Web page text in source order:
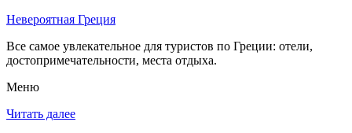
Невероятная Греция
Все самое увлекательное для туристов по Греции: отели,
достопримечательности, места отдыха.
Меню
Читать далее